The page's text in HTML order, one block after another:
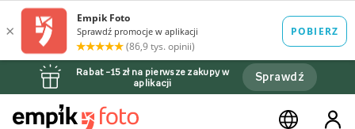
Rabat –15 zł na pierwsze zakupy w
aplikacji
Sprawdź